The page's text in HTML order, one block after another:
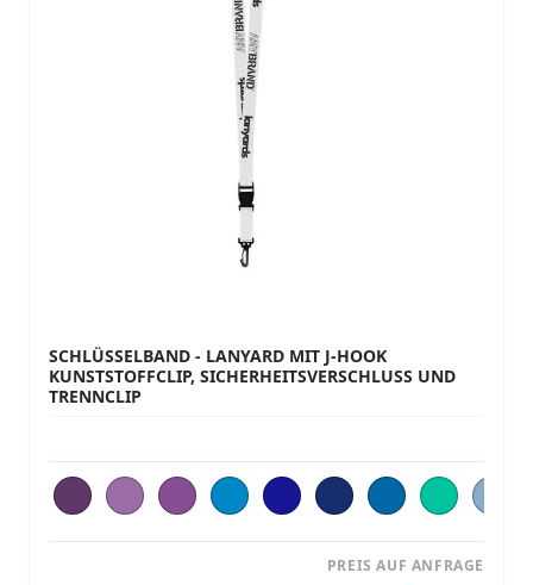
SCHLÜSSELBAND - LANYARD MIT J-HOOK
KUNSTSTOFFCLIP, SICHERHEITSVERSCHLUSS UND
TRENNCLIP
PREIS AUF ANFRAGE